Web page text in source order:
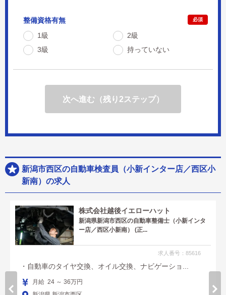
整備資格有無 必須
1級
2級
3級
持っていない
次へ進む（残り2ステップ）
新潟市西区の自動車検査員（小新インター店／西区小
新南）の求人
株式会社越後イエローハット
新潟県新潟市西区の自動車整備士（小新インタ
ー店／西区小新南） (正...
求人番号：85616
・自動車のタイヤ交換、オイル交換、ナビゲーショ...
月給 24 ～ 36万円